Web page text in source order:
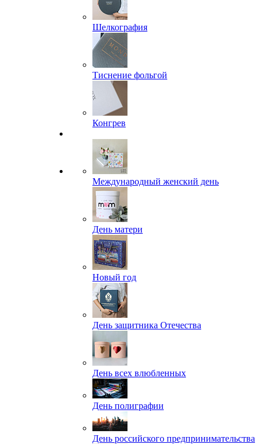
Шелкография
Тиснение фольгой
Конгрев
Международный женский день
День матери
Новый год
День защитника Отечества
День всех влюбленных
День полиграфии
День российского предпринимательства